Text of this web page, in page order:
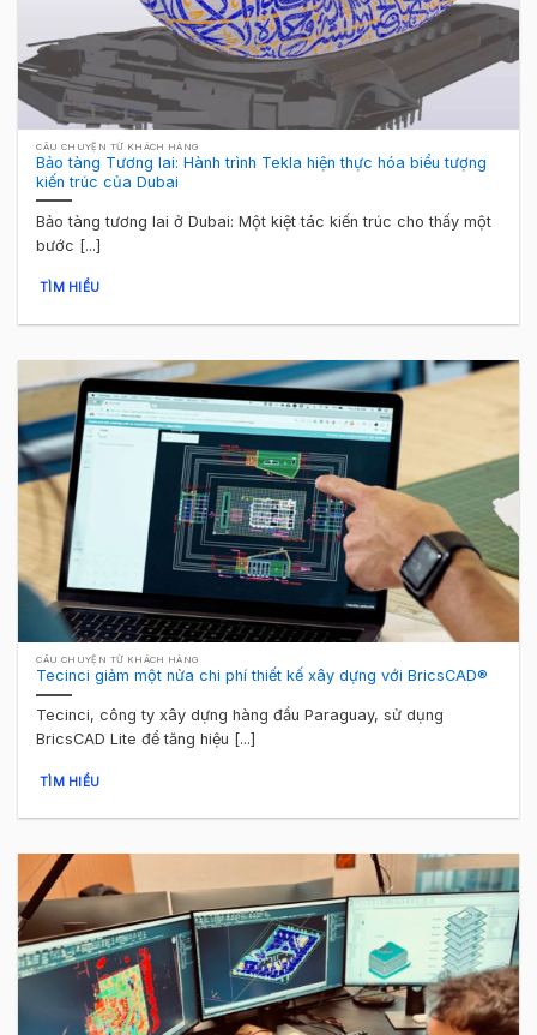
CÂU CHUYỆN TỪ KHÁCH HÀNG
Bảo tàng Tương lai: Hành trình Tekla hiện thực hóa biểu tượng
kiến trúc của Dubai
Bảo tàng tương lai ở Dubai: Một kiệt tác kiến trúc cho thấy một
bước [...]
TÌM HIỂU
CÂU CHUYỆN TỪ KHÁCH HÀNG
Tecinci giảm một nửa chi phí thiết kế xây dựng với BricsCAD®
Tecinci, công ty xây dựng hàng đầu Paraguay, sử dụng
BricsCAD Lite để tăng hiệu [...]
TÌM HIỂU